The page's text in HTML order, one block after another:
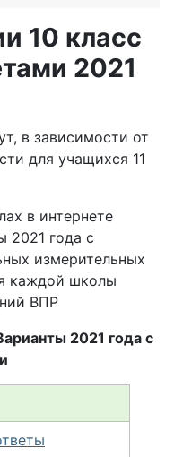
10 класс
2021
в зависимости от
для учащихся 11
в интернете
2021 года с
измерительных
каждой школы
ВПР
2021 года с